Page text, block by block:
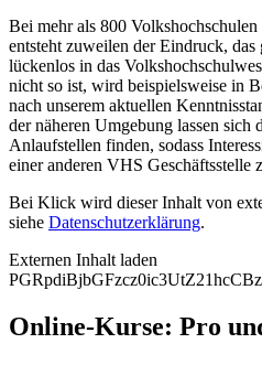
Bei mehr als 800
entsteht zuweilen der Eindruck, das
lückenlos in das
nicht so ist, wird beispielsweise in
nach unserem aktuellen
der näheren Umgebung lassen sich
Anlaufstellen finden, sodass
einer anderen VHS Geschäftsstelle
Bei Klick wird dieser Inhalt von
siehe Datenschutzerklärung.
Externen Inhalt laden
Online-Kurse: Pro